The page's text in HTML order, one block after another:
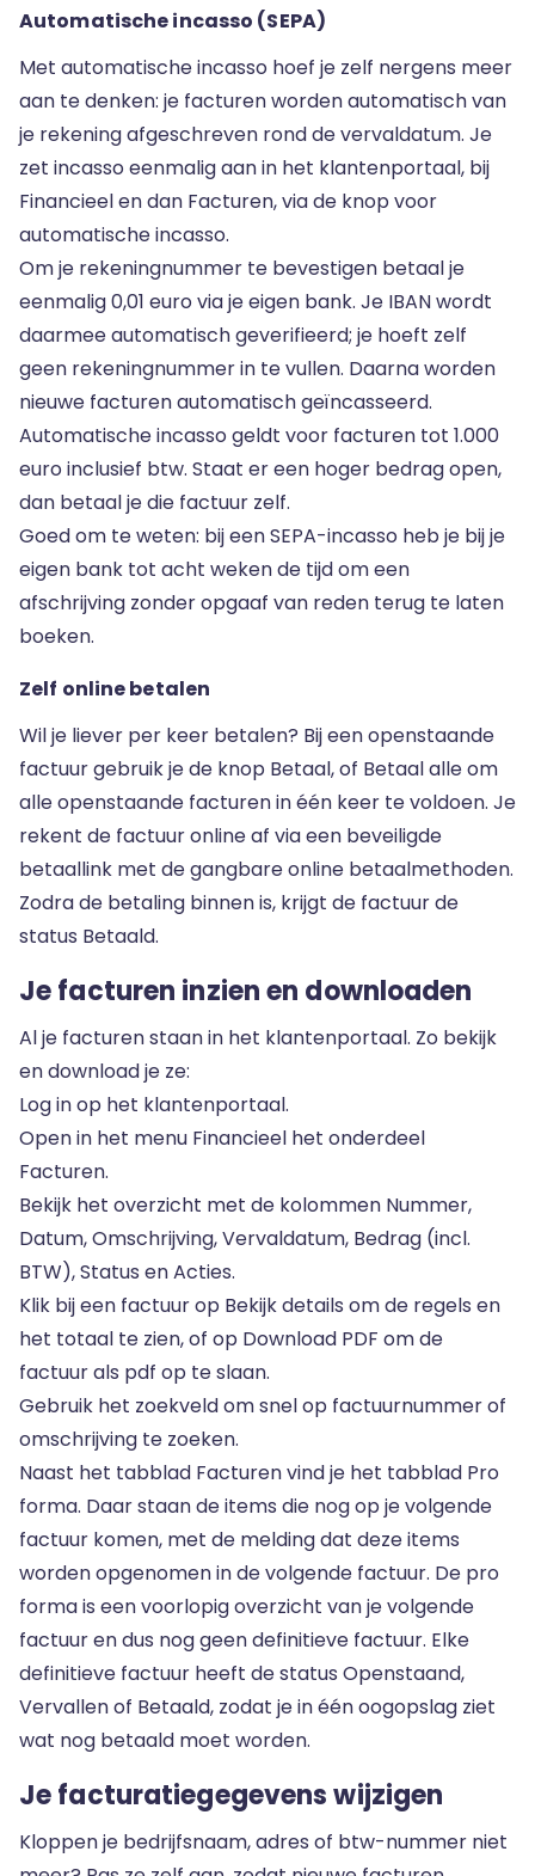
Automatische incasso (SEPA)
Met automatische incasso hoef je zelf nergens meer
aan te denken: je facturen worden automatisch van
je rekening afgeschreven rond de vervaldatum. Je
zet incasso eenmalig aan in het klantenportaal, bij
Financieel en dan Facturen, via de knop voor
automatische incasso.
Om je rekeningnummer te bevestigen betaal je
eenmalig 0,01 euro via je eigen bank. Je IBAN wordt
daarmee automatisch geverifieerd; je hoeft zelf
geen rekeningnummer in te vullen. Daarna worden
nieuwe facturen automatisch geïncasseerd.
Automatische incasso geldt voor facturen tot 1.000
euro inclusief btw. Staat er een hoger bedrag open,
dan betaal je die factuur zelf.
Goed om te weten: bij een SEPA-incasso heb je bij je
eigen bank tot acht weken de tijd om een
afschrijving zonder opgaaf van reden terug te laten
boeken.
Zelf online betalen
Wil je liever per keer betalen? Bij een openstaande
factuur gebruik je de knop Betaal, of Betaal alle om
alle openstaande facturen in één keer te voldoen. Je
rekent de factuur online af via een beveiligde
betaallink met de gangbare online betaalmethoden.
Zodra de betaling binnen is, krijgt de factuur de
status Betaald.
Je facturen inzien en downloaden
Al je facturen staan in het klantenportaal. Zo bekijk
en download je ze:
Log in op het klantenportaal.
Open in het menu Financieel het onderdeel
Facturen.
Bekijk het overzicht met de kolommen Nummer,
Datum, Omschrijving, Vervaldatum, Bedrag (incl.
BTW), Status en Acties.
Klik bij een factuur op Bekijk details om de regels en
het totaal te zien, of op Download PDF om de
factuur als pdf op te slaan.
Gebruik het zoekveld om snel op factuurnummer of
omschrijving te zoeken.
Naast het tabblad Facturen vind je het tabblad Pro
forma. Daar staan de items die nog op je volgende
factuur komen, met de melding dat deze items
worden opgenomen in de volgende factuur. De pro
forma is een voorlopig overzicht van je volgende
factuur en dus nog geen definitieve factuur. Elke
definitieve factuur heeft de status Openstaand,
Vervallen of Betaald, zodat je in één oogopslag ziet
wat nog betaald moet worden.
Je facturatiegegevens wijzigen
Kloppen je bedrijfsnaam, adres of btw-nummer niet